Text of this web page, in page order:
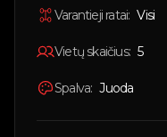
Varantieji ratai: Visi
Vietų skaičius: 5
Spalva: Juoda